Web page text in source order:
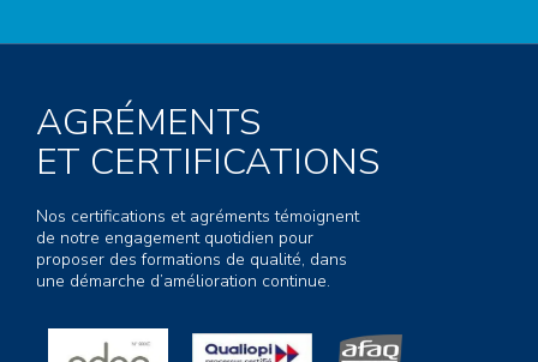
AGRÉMENTS
ET CERTIFICATIONS
Nos certifications et agréments témoignent
de notre engagement quotidien pour
proposer des formations de qualité, dans
une démarche d’amélioration continue.